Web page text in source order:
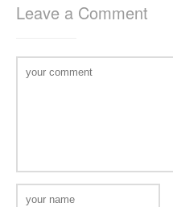
Leave a Comment